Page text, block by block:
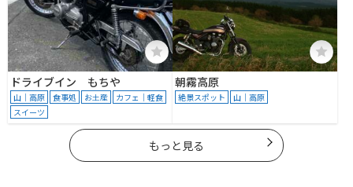
ドライブイン もちや
山｜高原 食事処 お土産
カフェ｜軽食
スイーツ
朝霧高原
絶景スポット 山｜高原
もっと見る